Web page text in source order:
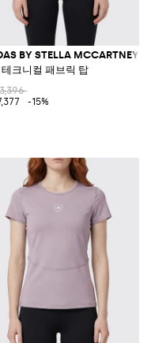
BY STELLA MCCARTNEY
테크니컬 패브릭 탑
-15%